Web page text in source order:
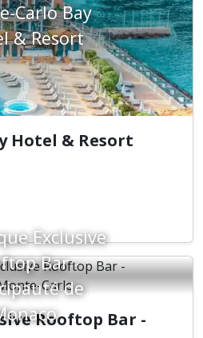
Carlo Bay
& Resort
Hotel & Resort
Exclusive
Bar -
de
Rooftop Bar -